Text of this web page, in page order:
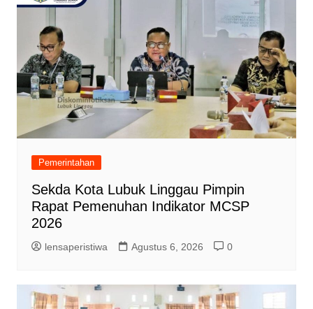
Pemerintahan
Sekda Kota Lubuk Linggau Pimpin
Rapat Pemenuhan Indikator MCSP
2026
lensaperistiwa Agustus 6, 2026 0